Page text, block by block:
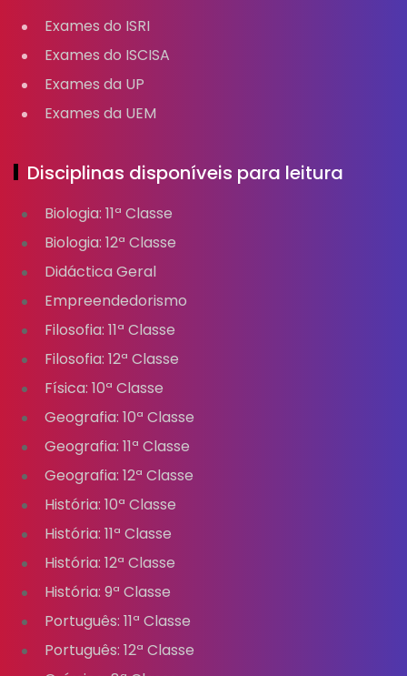
Exames do ISRI
Exames do ISCISA
Exames da UP
Exames da UEM
Disciplinas disponíveis para leitura
Biologia: 11ª Classe
Biologia: 12ª Classe
Didáctica Geral
Empreendedorismo
Filosofia: 11ª Classe
Filosofia: 12ª Classe
Física: 10ª Classe
Geografia: 10ª Classe
Geografia: 11ª Classe
Geografia: 12ª Classe
História: 10ª Classe
História: 11ª Classe
História: 12ª Classe
História: 9ª Classe
Português: 11ª Classe
Português: 12ª Classe